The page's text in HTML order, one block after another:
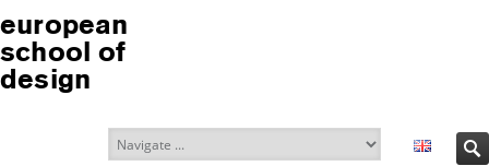
european
school of
design